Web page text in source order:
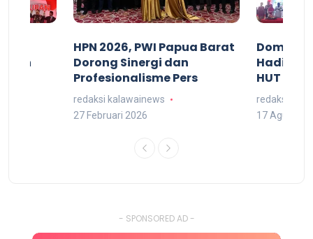
HPN 2026, PWI Papua Barat
Dorong Sinergi dan
Profesionalisme Pers
redaksi kalawainews
27 Februari 2026
Hadiri
HUT RI
redaksi
17 Agustus
- SPONSORED AD -